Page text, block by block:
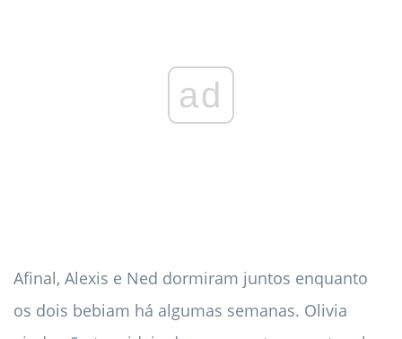
ad
Afinal, Alexis e Ned dormiram juntos enquanto
os dois bebiam há algumas semanas. Olivia